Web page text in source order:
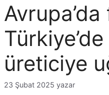
Avrupa’da
üreticiye
23 Şubat 2025 yazar